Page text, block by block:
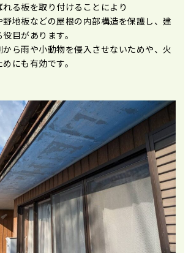
れる板を取り付けることにより
地板などの屋根の内部構造を保護し、建
目があります。
から雨や小動物を侵入させないためや、火
にも有効です。